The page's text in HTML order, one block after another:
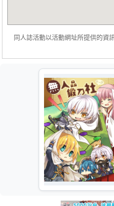
同人誌活動以活動網址所提供的資